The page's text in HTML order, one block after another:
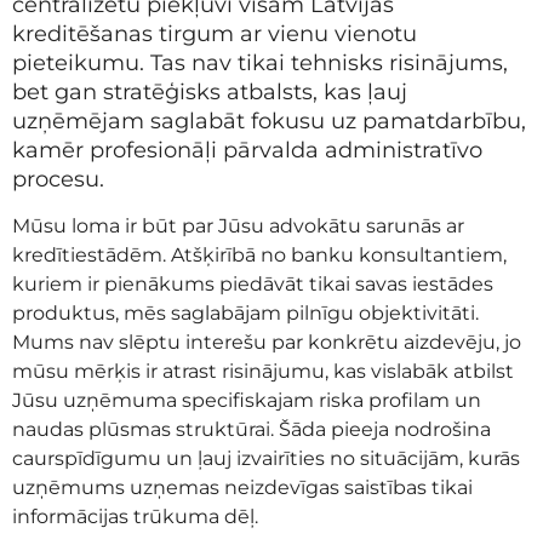
kreditēšanas tirgum ar vienu vienotu
pieteikumu. Tas nav tikai tehnisks risinājums,
bet gan stratēģisks atbalsts, kas ļauj
uzņēmējam saglabāt fokusu uz pamatdarbību,
kamēr profesionāļi pārvalda administratīvo
procesu.
Mūsu loma ir būt par Jūsu advokātu sarunās ar
kredītiestādēm. Atšķirībā no banku konsultantiem,
kuriem ir pienākums piedāvāt tikai savas iestādes
produktus, mēs saglabājam pilnīgu objektivitāti.
Mums nav slēptu interešu par konkrētu aizdevēju, jo
mūsu mērķis ir atrast risinājumu, kas vislabāk atbilst
Jūsu uzņēmuma specifiskajam riska profilam un
naudas plūsmas struktūrai. Šāda pieeja nodrošina
caurspīdīgumu un ļauj izvairīties no situācijām, kurās
uzņēmums uzņemas neizdevīgas saistības tikai
informācijas trūkuma dēļ.